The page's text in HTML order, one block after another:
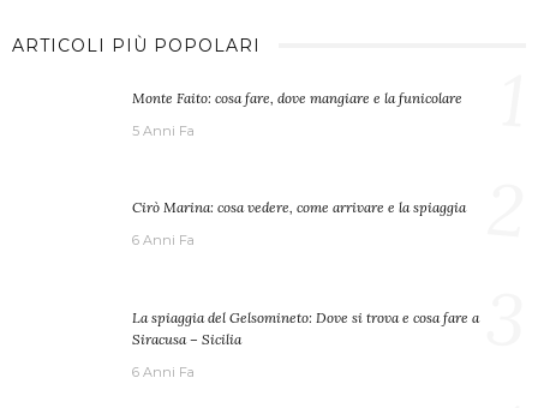
ARTICOLI PIÙ POPOLARI
Monte Faito: cosa fare, dove mangiare e la funicolare
5 Anni Fa
Cirò Marina: cosa vedere, come arrivare e la spiaggia
6 Anni Fa
La spiaggia del Gelsomineto: Dove si trova e cosa fare a
Siracusa – Sicilia
6 Anni Fa